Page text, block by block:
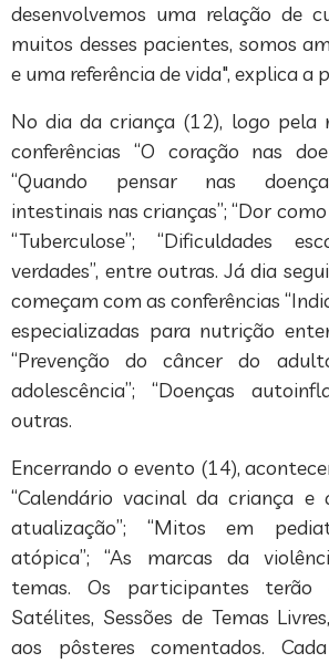
desenvolvemos uma relação de
muitos desses pacientes, somos
e uma referência de vida", explica a
No dia da criança (12), logo pela
conferências “O coração nas
“Quando pensar nas
intestinais nas crianças”; “Dor
“Tuberculose”; “Dificuldades
verdades”, entre outras. Já dia
começam com as conferências
especializadas para nutrição
“Prevenção do câncer do
adolescência”; “Doenças
outras.
Encerrando o evento (14),
“Calendário vacinal da criança e
atualização”; “Mitos em
atópica”; “As marcas da
temas. Os participantes terão
Satélites, Sessões de Temas
aos pôsteres comentados.